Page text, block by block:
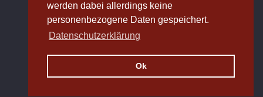
werden dabei allerdings keine
personenbezogene Daten gespeichert.
Datenschutzerklärung
Ok
Allgemeine Geschäftsbedingungen